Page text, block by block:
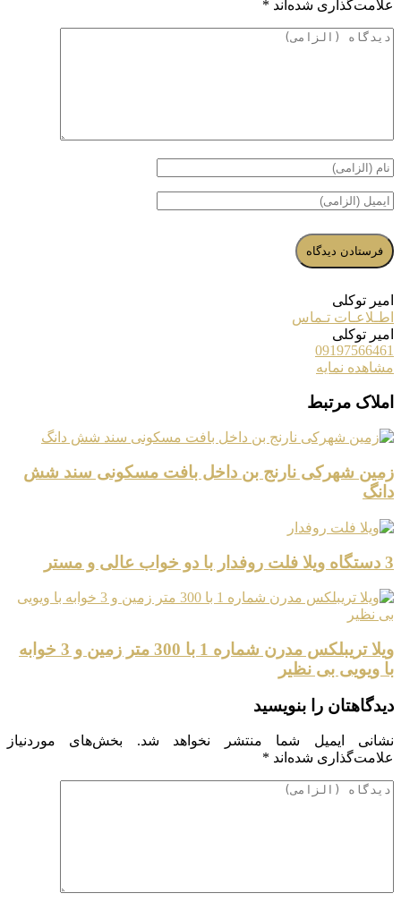
علامت‌گذاری شده‌اند *
امیر توکلی
اطـلاعـات تـماس
امیر توکلی
09197566461
مشاهده نمایه
املاک مرتبط
زمین شهرکی نارنج بن داخل بافت مسکونی سند شش
دانگ
3 دستگاه ویلا فلت روفدار با دو خواب عالی و مستر
ویلا تریبلکس مدرن شماره 1 با 300 متر زمین و 3 خوابه
با ویویی بی نظیر
دیدگاهتان را بنویسید
نشانی ایمیل شما منتشر نخواهد شد.
بخش‌های موردنیاز
علامت‌گذاری شده‌اند *